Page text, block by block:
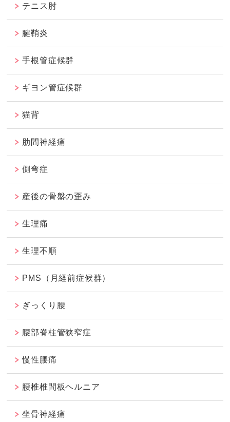
テニス肘
腱鞘炎
手根管症候群
ギヨン管症候群
猫背
肋間神経痛
側弯症
産後の骨盤の歪み
生理痛
生理不順
PMS（月経前症候群）
ぎっくり腰
腰部脊柱管狭窄症
慢性腰痛
腰椎椎間板ヘルニア
坐骨神経痛